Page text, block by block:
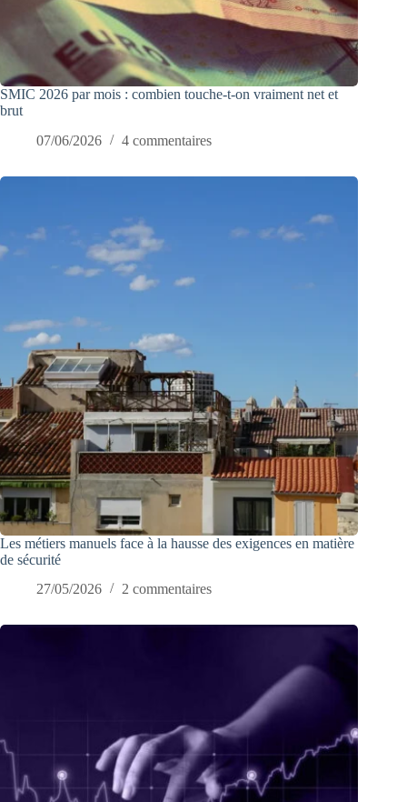
SMIC 2026 par mois : combien touche-t-on vraiment net et
brut
07/06/2026
4 commentaires
Les métiers manuels face à la hausse des exigences en matière
de sécurité
27/05/2026
2 commentaires